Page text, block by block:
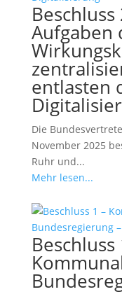
Aufgaben
entlasten
Die
November 2025
Ruhr und...
Mehr lesen...
Beschluss